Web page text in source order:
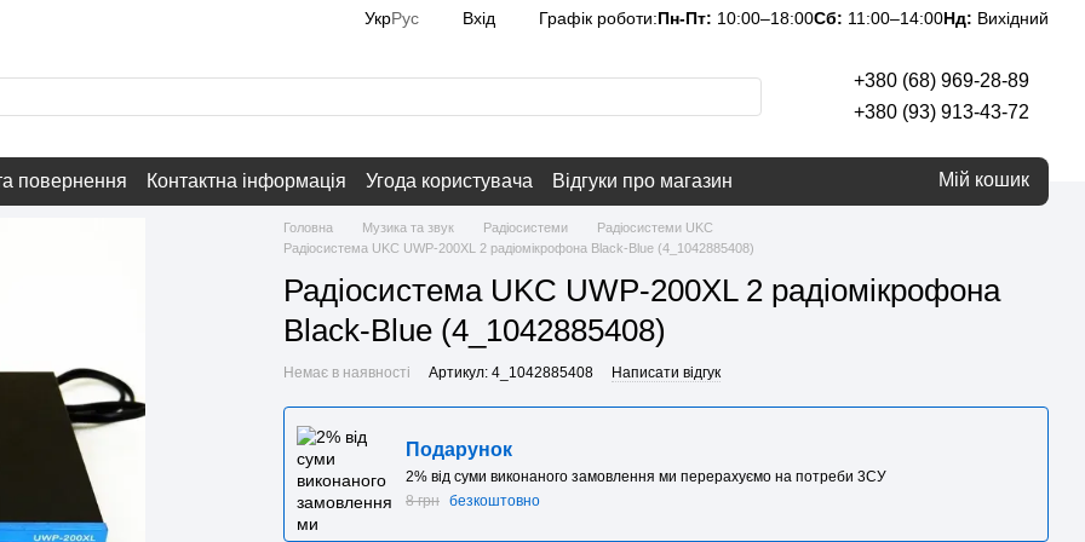
УкрРус Вхід Графік роботи:Пн-Пт: 10:00–18:00Сб: 11:00–14:00Нд: Вихідний
+380 (68) 969-28-89
+380 (93) 913-43-72
повернення Контактна інформація Угода користувача Відгуки про магазин Мій кошик
Головна Музика та звук Радіосистеми
Радіосистеми UKC
Радіосистема UKC UWP-200XL 2 радіомікрофона Black-Blue (4_1042885408)
Радіосистема UKC UWP-200XL 2 радіомікрофона
Black-Blue (4_1042885408)
Немає в наявності Артикул: 4_1042885408 Написати відгук
Подарунок
2% від суми виконаного замовлення ми перерахуємо на потреби 3CУ
8 грн безкоштовно